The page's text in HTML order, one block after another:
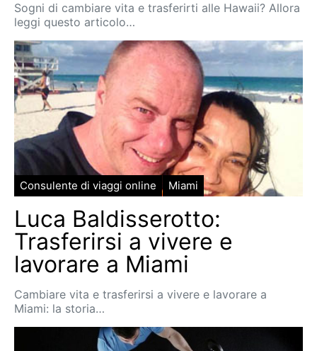
Sogni di cambiare vita e trasferirti alle Hawaii? Allora
leggi questo articolo…
Consulente di viaggi online Miami
Luca Baldisserotto:
Trasferirsi a vivere e
lavorare a Miami
Cambiare vita e trasferirsi a vivere e lavorare a
Miami: la storia…